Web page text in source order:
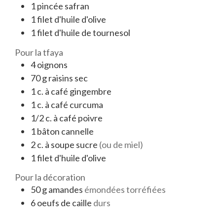
1pincée safran
1filet d'huile d'olive
1filet d'huile de tournesol
Pour la tfaya
4oignons
70graisins sec
1c. à café gingembre
1c. à café curcuma
1/2c. à café poivre
1bâton cannelle
2c. à soupe sucre (ou de miel)
1filet d'huile d'olive
Pour la décoration
50gamandes émondées torréfiées
6oeufs de caille durs